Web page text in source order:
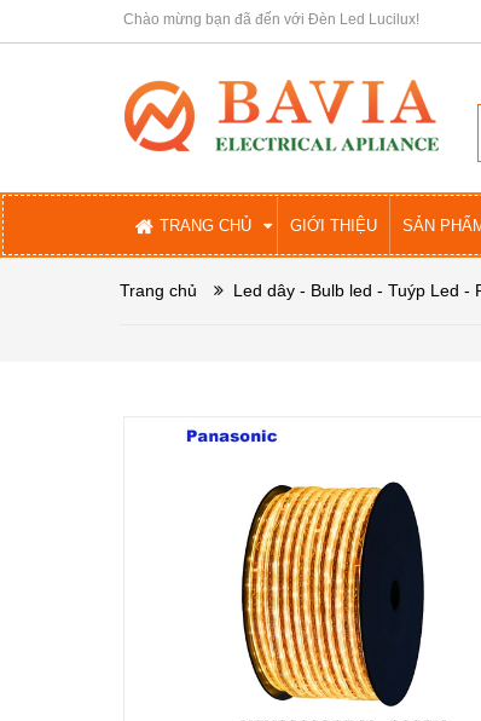
Chào mừng bạn đã đến với Đèn Led Lucilux!
TRANG CHỦ GIỚI THIỆU SẢN
Trang chủ Led dây - Bulb led - Tuýp Led -